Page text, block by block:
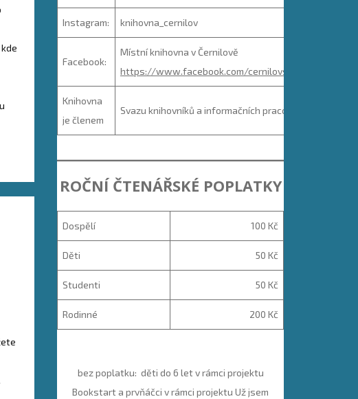
Instagram: knihovna_cernilov
Facebook:
Místní knihovna v Černilově
https://www.facebook.com/cernilovskaknihovna
Knihovna
je členem
Svazu knihovníků a informačních pracovníků ČR
ROČNÍ ČTENÁŘSKÉ POPLATKY
Dospělí 100 Kč
Děti 50 Kč
Studenti 50 Kč
Rodinné 200 Kč
bez poplatku: děti do 6 let v rámci projektu
Bookstart a prvňáčci v rámci projektu Už jsem